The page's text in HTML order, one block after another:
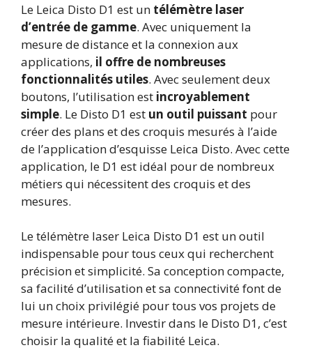
Le Leica Disto D1 est un télémètre laser
d’entrée de gamme. Avec uniquement la
mesure de distance et la connexion aux
applications, il offre de nombreuses
fonctionnalités utiles. Avec seulement deux
boutons, l’utilisation est incroyablement
simple. Le Disto D1 est un outil puissant pour
créer des plans et des croquis mesurés à l’aide
de l’application d’esquisse Leica Disto. Avec cette
application, le D1 est idéal pour de nombreux
métiers qui nécessitent des croquis et des
mesures.
Le télémètre laser Leica Disto D1 est un outil
indispensable pour tous ceux qui recherchent
précision et simplicité. Sa conception compacte,
sa facilité d’utilisation et sa connectivité font de
lui un choix privilégié pour tous vos projets de
mesure intérieure. Investir dans le Disto D1, c’est
choisir la qualité et la fiabilité Leica.